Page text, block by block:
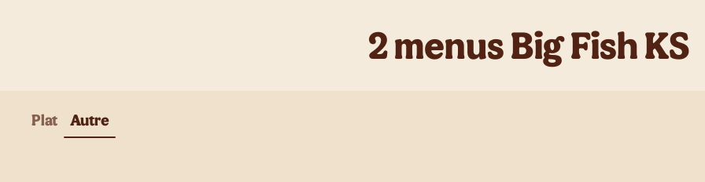
2 menus Big Fish KS
Plat Autre